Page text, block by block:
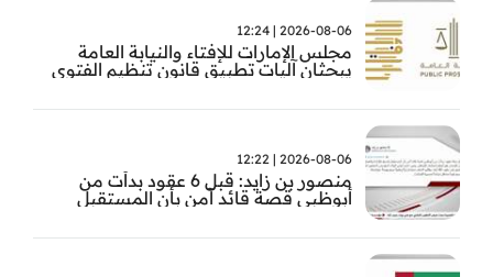
2026-08-06 | 12:24
مجلس الإمارات للإفتاء والنيابة العامة
يبحثان آليات تطبيق قانون تنظيم الفتوى
2026-08-06 | 12:22
منصور بن زايد: قبل 6 عقود بدأت من
أبوظبي قصة قائد آمن بأن المستقبل